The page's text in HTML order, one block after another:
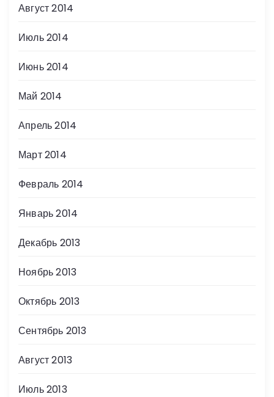
Август 2014
Июль 2014
Июнь 2014
Май 2014
Апрель 2014
Март 2014
Февраль 2014
Январь 2014
Декабрь 2013
Ноябрь 2013
Октябрь 2013
Сентябрь 2013
Август 2013
Июль 2013